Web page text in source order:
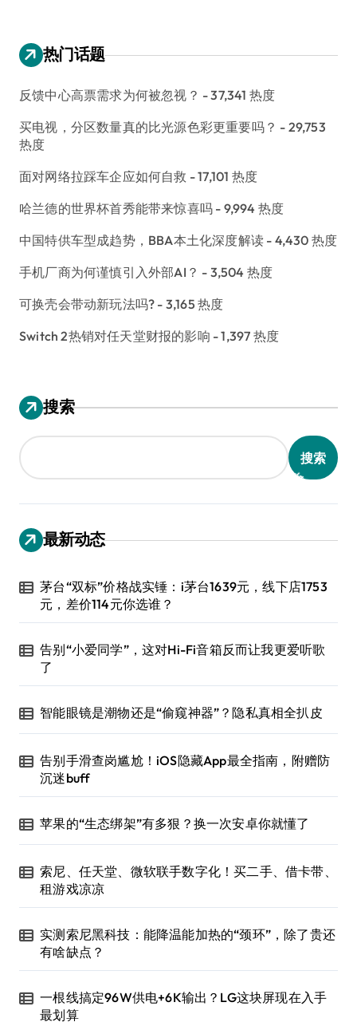
热门话题
反馈中心高票需求为何被忽视？ - 37,341 热度
买电视，分区数量真的比光源色彩更重要吗？ - 29,753
热度
面对网络拉踩车企应如何自救 - 17,101 热度
哈兰德的世界杯首秀能带来惊喜吗 - 9,994 热度
中国特供车型成趋势，BBA本土化深度解读 - 4,430 热度
手机厂商为何谨慎引入外部AI？ - 3,504 热度
可换壳会带动新玩法吗? - 3,165 热度
Switch 2热销对任天堂财报的影响 - 1,397 热度
搜索
搜索
最新动态
茅台“双标”价格战实锤：i茅台1639元，线下店1753
元，差价114元你选谁？
告别“小爱同学”，这对Hi-Fi音箱反而让我更爱听歌
了
智能眼镜是潮物还是“偷窥神器”？隐私真相全扒皮
告别手滑查岗尴尬！iOS隐藏App最全指南，附赠防
沉迷buff
苹果的“生态绑架”有多狠？换一次安卓你就懂了
索尼、任天堂、微软联手数字化！买二手、借卡带、
租游戏凉凉
实测索尼黑科技：能降温能加热的“颈环”，除了贵还
有啥缺点？
一根线搞定96W供电+6K输出？LG这块屏现在入手
最划算